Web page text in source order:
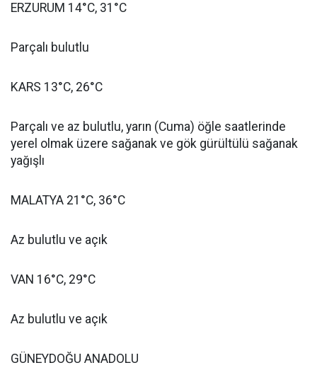
ERZURUM 14°C, 31°C
Parçalı bulutlu
KARS 13°C, 26°C
Parçalı ve az bulutlu, yarın (Cuma) öğle saatlerinde
yerel olmak üzere sağanak ve gök gürültülü sağanak
yağışlı
MALATYA 21°C, 36°C
Az bulutlu ve açık
VAN 16°C, 29°C
Az bulutlu ve açık
GÜNEYDOĞU ANADOLU